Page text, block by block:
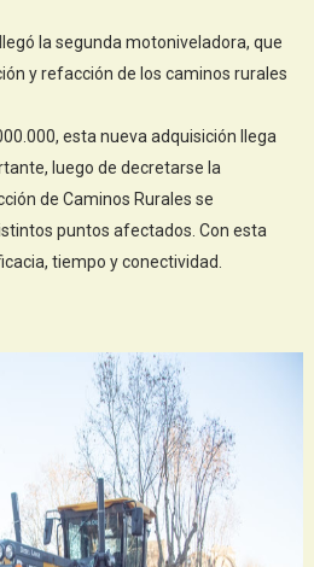
la segunda motoniveladora, que
y refacción de los caminos rurales
esta nueva adquisición llega
luego de decretarse la
de Caminos Rurales se
puntos afectados. Con esta
tiempo y conectividad.